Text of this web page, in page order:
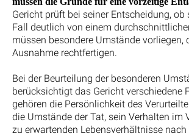
Gericht prüft bei seiner Entscheidung, ob
Fall deutlich von einem
müssen besondere Umstände vorliegen,
Ausnahme rechtfertigen.
Bei der Beurteilung der besonderen
berücksichtigt das Gericht verschiedene
gehören die Persönlichkeit des
die Umstände der Tat, sein Verhalten im
zu erwartenden Lebensverhältnisse